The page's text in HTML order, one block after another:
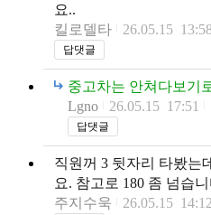
요..
킬로델타
26.05.15
답댓글
중고차는 안쳐다보기
Lgno
26.05.15 17:51
답댓글
직원꺼 3 뒷자리 타봤는
요. 참고로 180 좀 넘습
주지수욱
26.05.15 14:12